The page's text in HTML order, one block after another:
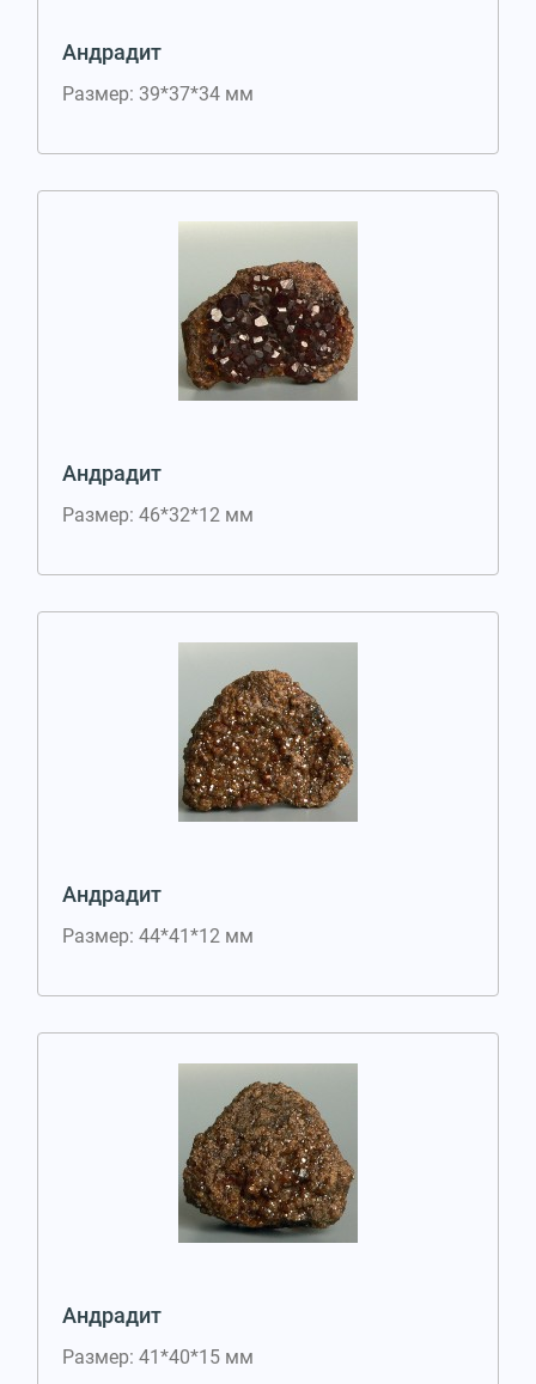
Андрадит
Размер: 39*37*34 мм
Андрадит
Размер: 46*32*12 мм
Андрадит
Размер: 44*41*12 мм
Андрадит
Размер: 41*40*15 мм